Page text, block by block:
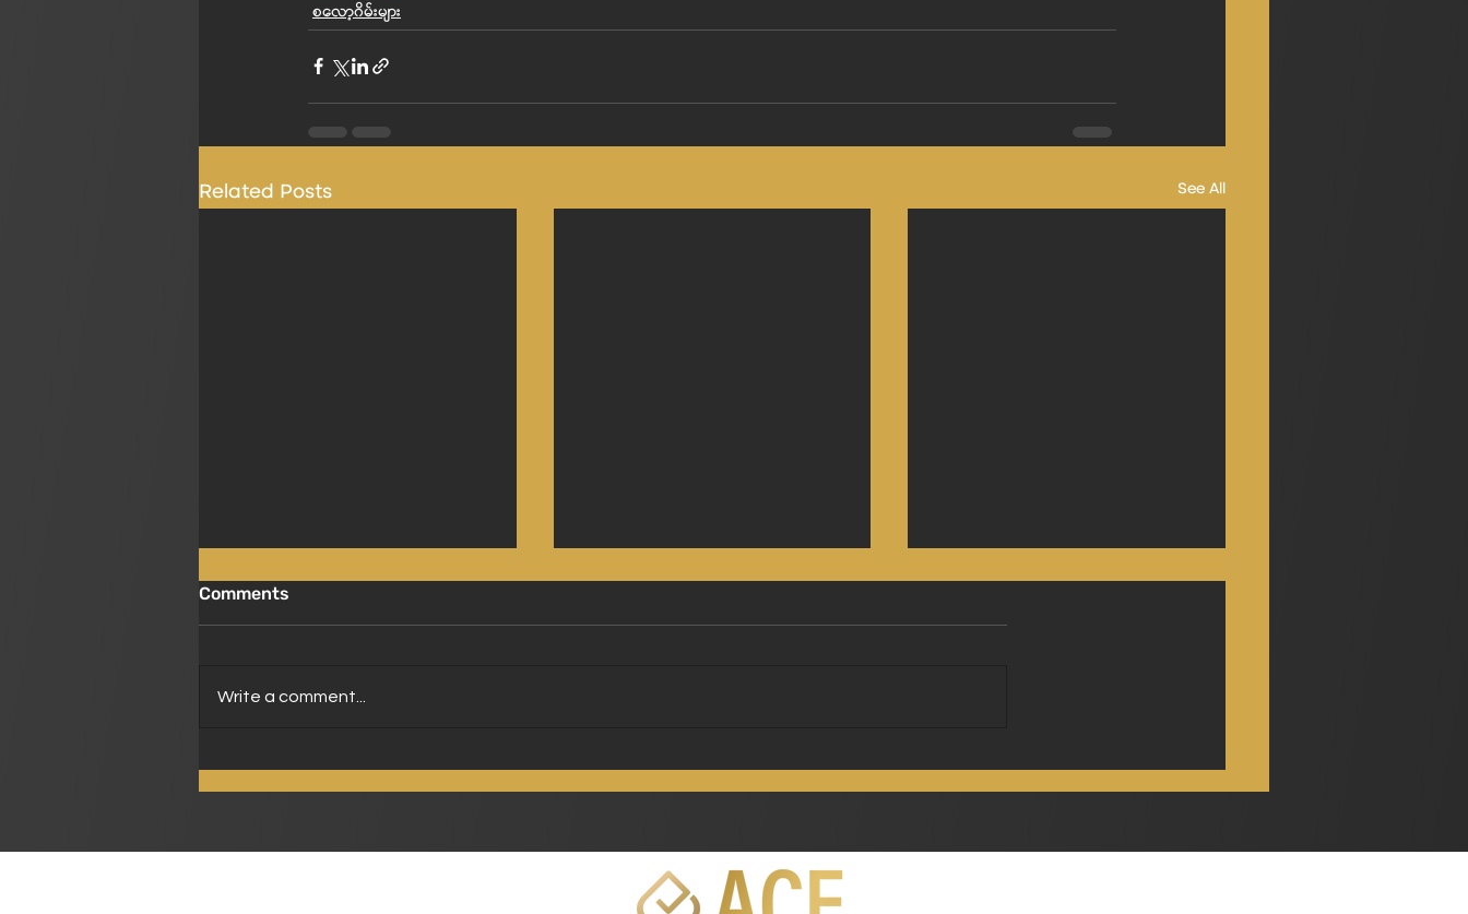
စလော့ဂိမ်းများ
Related Posts See All
ရွှေကြွက်စလော့ Fortune
ငွေသွင်းစရာမလိုတဲ့ ငါးမန်းစ
(PlayStar)
Hacksaw Gaming ထဲက
Comments
Write a comment...